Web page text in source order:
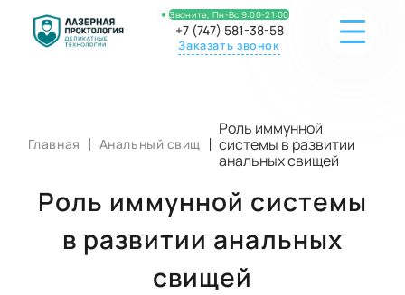
Звоните, Пн-Вс 9:00-21:00
+7 (747) 581-38-58
Заказать звонок
НАШИ ДОКТОРА
ПРЕИМУЩЕСТВА
СТАТЬИ
Главная Анальный свищ
Роль иммунной
системы в развитии
анальных свищей
Роль иммунной системы
в развитии анальных
свищей